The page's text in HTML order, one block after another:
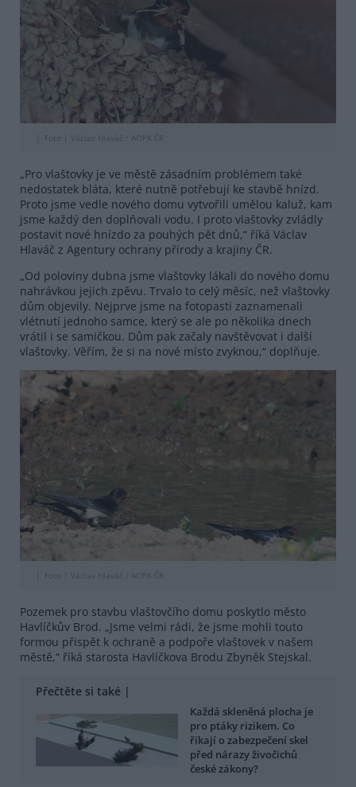
Foto | Václav Hlaváč / AOPK ČR
„Pro vlaštovky je ve městě zásadním problémem také
nedostatek bláta, které nutně potřebují ke stavbě hnízd.
Proto jsme vedle nového domu vytvořili umělou kaluž, kam
jsme každý den doplňovali vodu. I proto vlaštovky zvládly
postavit nové hnízdo za pouhých pět dnů,“ říká Václav
Hlaváč z Agentury ochrany přírody a krajiny ČR.
„Od poloviny dubna jsme vlaštovky lákali do nového domu
nahrávkou jejich zpěvu. Trvalo to celý měsíc, než vlaštovky
dům objevily. Nejprve jsme na fotopasti zaznamenali
vlétnutí jednoho samce, který se ale po několika dnech
vrátil i se samičkou. Dům pak začaly navštěvovat i další
vlaštovky. Věřím, že si na nové místo zvyknou,“ doplňuje.
Foto | Václav Hlaváč / AOPK ČR
Pozemek pro stavbu vlaštovčího domu poskytlo město
Havlíčkův Brod. „Jsme velmi rádi, že jsme mohli touto
formou přispět k ochraně a podpoře vlaštovek v našem
městě,“ říká starosta Havlíčkova Brodu Zbyněk Stejskal.
Přečtěte si také |
Každá skleněná plocha je
pro ptáky rizikem. Co
říkají o zabezpečení skel
před nárazy živočichů
české zákony?